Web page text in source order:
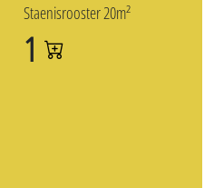
Staenisrooster 20m²
1